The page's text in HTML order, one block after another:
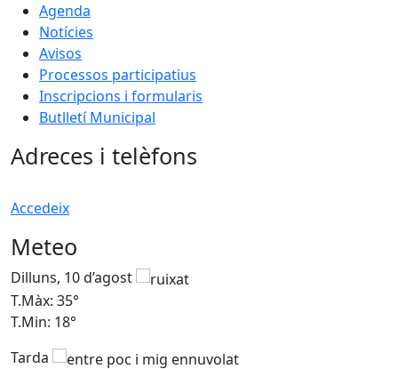
Agenda
Notícies
Avisos
Processos participatius
Inscripcions i formularis
Butlletí Municipal
Adreces i telèfons
Accedeix
Meteo
Dilluns, 10 d’agost
T.Màx: 35°
T.Min: 18°
Tarda